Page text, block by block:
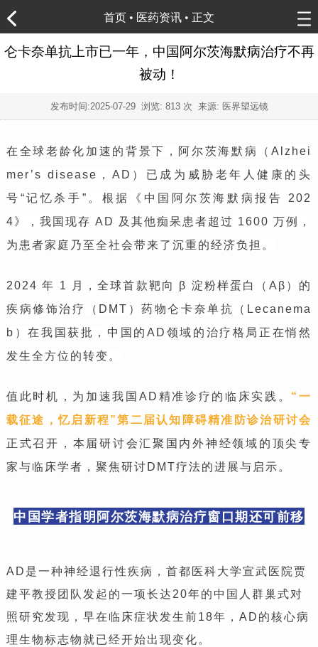
首页 • 医药资讯 • 正文
仑卡奈单抗上市已一年，中国阿尔茨海默病治疗不再
被动！
发布时间:2025-07-29浏览: 813 次 来源: 医界望远镜
在全球老龄化加速的背景下，阿尔茨海默病（Alzhei
mer’s disease，AD）已成为威胁老年人健康的头
号“记忆杀手”。根据《中国阿尔茨海默病报告 202
4》，我国现存 AD 及其他痴呆患者超过 1600 万例，
为患者家庭乃至全社会带来了沉重的经济负担。
2024 年 1 月，全球首款靶向 β 淀粉样蛋白（Aβ）的
疾病修饰治疗（DMT）药物仑卡奈单抗（Lecanema
b）在我国获批，中国的AD领域的治疗格局正在悄然
发生全方位的转变。
值此时机，为加速我国AD精准诊疗的临床实践。 “一
载征途，忆启新程”第二届认知障碍精准防诊治研讨会
正式召开，本届研讨会汇聚国内外神经领域的顶尖专
家与临床学者，聚焦研讨DMT疗法的进展与启示。
中国学者指明阿尔茨海默病治疗窗口期还可前移
AD是一种神经退行性疾病，首都医科大学宣武医院贾
建平教授团队发起的一项长达20年的中国人群巢式对
照研究发现，早在临床症状发生前18年，AD的核心病
理生物标志物就已经开始出现变化。